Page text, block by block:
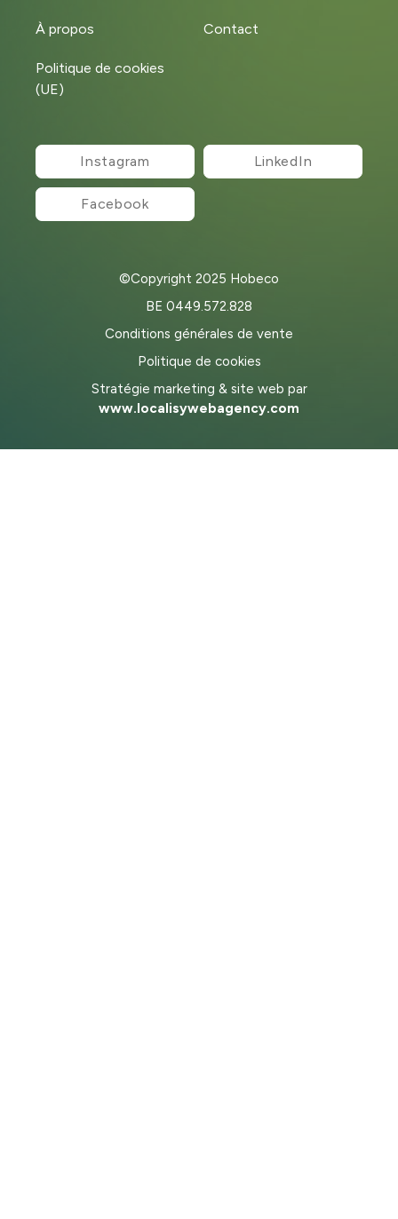
À propos Contact
Politique de cookies
(UE)
Instagram LinkedIn
Facebook
©Copyright 2025 Hobeco
BE 0449.572.828
Conditions générales de vente
Politique de cookies
Stratégie marketing & site web par
www.localisywebagency.com